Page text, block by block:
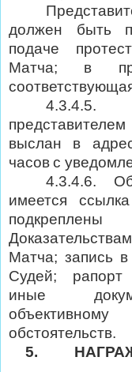
должен быть
подаче
Матча; в
4.3.4.5.
выслан в
часовс
4.3.4.6.
имеется
Матча; запись
Судей; рапорт
иные
обстоятельств.
5.